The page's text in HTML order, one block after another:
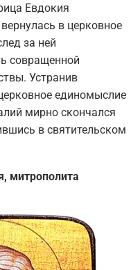
Евдокия
в церковное
за ней
совращенной
Устранив
единомыслие
мирно скончался
в святительском
митрополита